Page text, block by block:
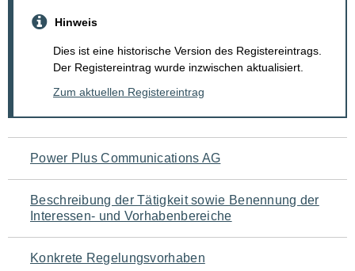
Hinweis
Dies ist eine historische Version des Registereintrags.
Der Registereintrag wurde inzwischen aktualisiert.
Zum aktuellen Registereintrag
Navigation
für
den
Seiteninhalt
Power Plus Communications AG
Beschreibung der Tätigkeit sowie Benennung der
Interessen- und Vorhabenbereiche
Konkrete Regelungsvorhaben